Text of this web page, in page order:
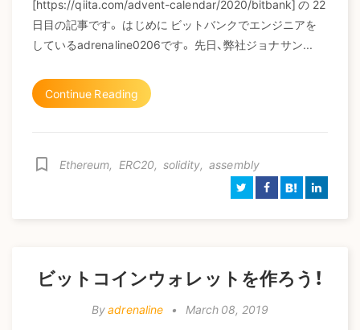
[https://qiita.com/advent-calendar/2020/bitbank] の 22
日目の記事です。 はじめに ビットバンクでエンジニアを
しているadrenaline0206です。 先日、弊社ジョナサン...
Continue Reading
bookmark_border Ethereum, ERC20, solidity, assembly
B!
ビットコインウォレットを作ろう！
Byadrenaline • March 08, 2019